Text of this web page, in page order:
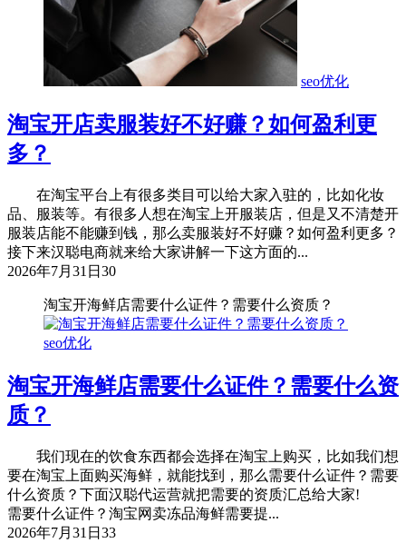
seo优化
淘宝开店卖服装好不好赚？如何盈利更
多？
在淘宝平台上有很多类目可以给大家入驻的，比如化妆
品、服装等。有很多人想在淘宝上开服装店，但是又不清楚开
服装店能不能赚到钱，那么卖服装好不好赚？如何盈利更多？
接下来汉聪电商就来给大家讲解一下这方面的...
2026年7月31日 30
淘宝开海鲜店需要什么证件？需要什么资质？
seo优化
淘宝开海鲜店需要什么证件？需要什么资
质？
我们现在的饮食东西都会选择在淘宝上购买，比如我们想
要在淘宝上面购买海鲜，就能找到，那么需要什么证件？需要
什么资质？下面汉聪代运营就把需要的资质汇总给大家!
需要什么证件？淘宝网卖冻品海鲜需要提...
2026年7月31日 33